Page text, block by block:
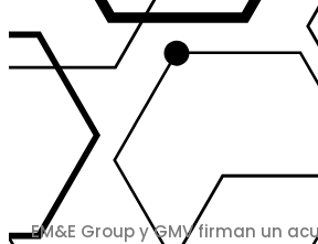
EM&E Group y GMV firman un